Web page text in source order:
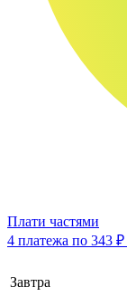
Плати частями
4 платежа по 343 ₽
Завтра